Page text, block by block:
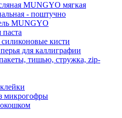
MUNGYO мягкая
- поштучно
MUNGYO
паста
кисти
для каллиграфии
тишью, стружка, zip-
микрогофры